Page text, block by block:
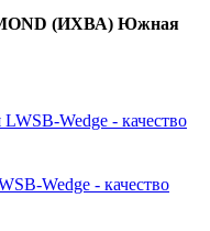
(ИХВА) Южная
Wedge - качество